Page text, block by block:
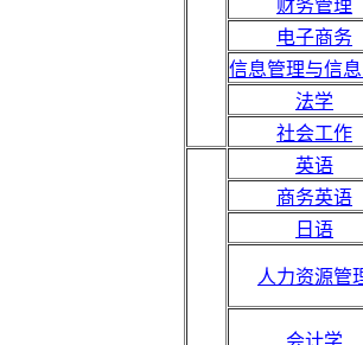
财务管理
电子商务
信息管理与信
法学
社会工作
英语
商务英语
日语
人力资源管
会计学